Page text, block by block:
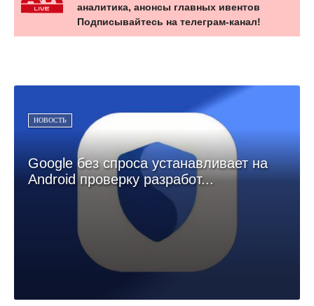
аналитика, анонсы главных ивентов
Подписывайтесь на телеграм-канал!
НОВОСТЬ
Google без спроса устанавливает на
Android проверку разработ...